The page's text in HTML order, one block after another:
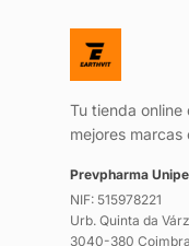
Tu tienda
mejores
Prevpharma
NIF: 515978221
Urb. Quinta da
3040-380